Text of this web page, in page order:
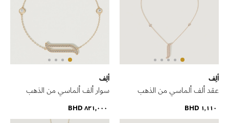
ألِف
عقد ألف ألماسي من الذهب
١٬١١٠ BHD
ألِف
سوار ألف ألماسي من الذهب
٨٢١٫٠٠٠ BHD